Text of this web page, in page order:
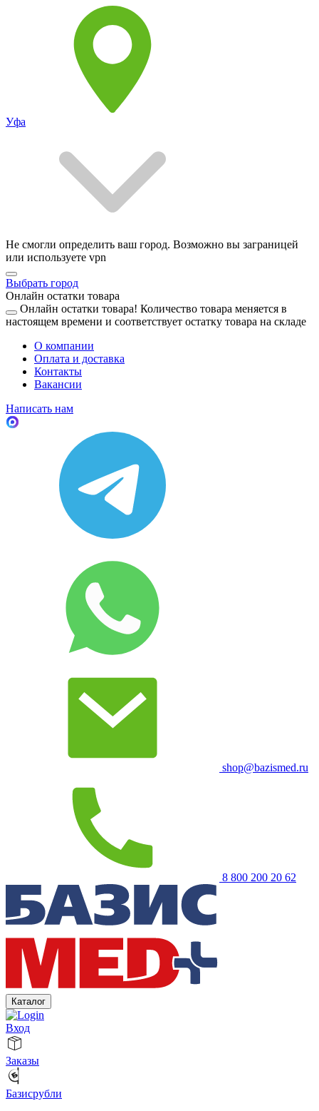
Уфа
Не смогли определить ваш город. Возможно вы заграницей
или используете vpn
Выбрать город
Онлайн остатки товара
Онлайн остатки товара! Количество товара меняется в
настоящем времени и соответствует остатку товара на складе
О компании
Оплата и доставка
Контакты
Вакансии
Написать нам
shop@bazismed.ru
8 800 200 20 62
Каталог
Вход
Заказы
Базисрубли